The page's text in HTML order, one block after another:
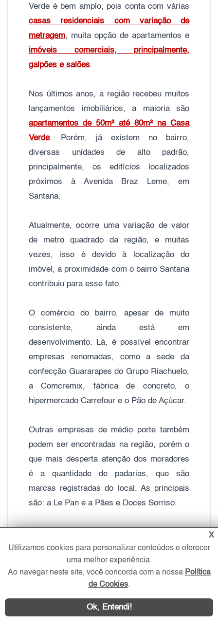
Verde é bem amplo, pois conta com várias
casas residenciais com variação de
metragem, muita opção de apartamentos e
imóveis comerciais, principalmente,
galpões e salões.
Nos últimos anos, a região recebeu muitos
lançamentos imobiliários, a maioria são
apartamentos de 50m² até 80m² na Casa
Verde. Porém, já existem no bairro,
diversas unidades de alto padrão,
principalmente, os edifícios localizados
próximos à Avenida Braz Leme, em
Santana.
Atualmente, ocorre uma variação de valor
de metro quadrado da região, e muitas
vezes, isso é devido à localização do
imóvel, a proximidade com o bairro Santana
contribuiu para esse fato.
O comércio do bairro, apesar de muito
consistente, ainda está em
desenvolvimento. Lá, é possível encontrar
empresas renomadas, como a sede da
confecção Guararapes do Grupo Riachuelo,
a Comcremix, fábrica de concreto, o
hipermercado Carrefour e o Pão de Açúcar.
Outras empresas de médio porte também
podem ser encontradas na região, porém o
que mais desperta atenção dos moradores
é a quantidade de padarias, que são
marcas registradas do local. As principais
são: a Le Pan e a Pães e Doces Sorriso.
bairro sambista, que abriga duas escolas
de samba do carnaval paulista, a Império
da Casa Verde e Unidos do Peruche.
Praticamente, todos os meios de transporte
X
Utilizamos cookies para personalizar conteúdos e oferecer
uma melhor experiência.
Ao navegar neste site, você concorda com a nossa Política
de Cookies.
Ok, Entendi!